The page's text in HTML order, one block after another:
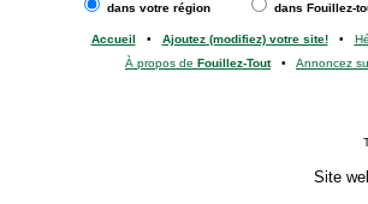
dans votre région dans Fouillez-
Accueil • Ajoutez (modifiez) votre site!•
À propos de Fouillez-Tout• Annoncez
Site